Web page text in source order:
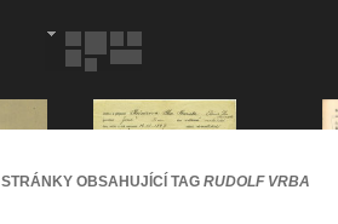
STRÁNKY OBSAHUJÍCÍ TAG RUDOLF VRBA